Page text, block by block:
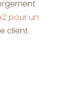
pour un
client